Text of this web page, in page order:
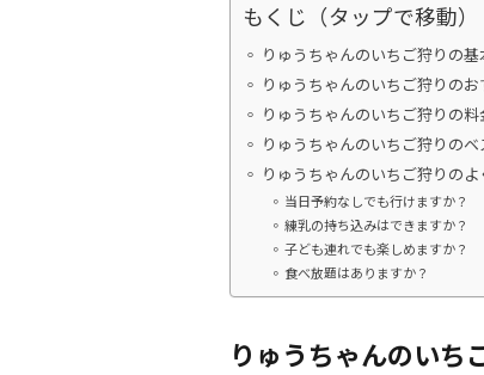
もくじ（タップで移動）
りゅうちゃんのいちご狩りの基
りゅうちゃんのいちご狩りの
りゅうちゃんのいちご狩りの
りゅうちゃんのいちご狩りの
りゅうちゃんのいちご狩りの
当日予約なしでも行けますか？
練乳の持ち込みはできますか？
子ども連れでも楽しめますか？
食べ放題はありますか？
りゅうちゃんのいち